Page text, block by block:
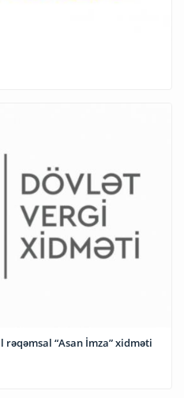
“Asan İmza” xidməti